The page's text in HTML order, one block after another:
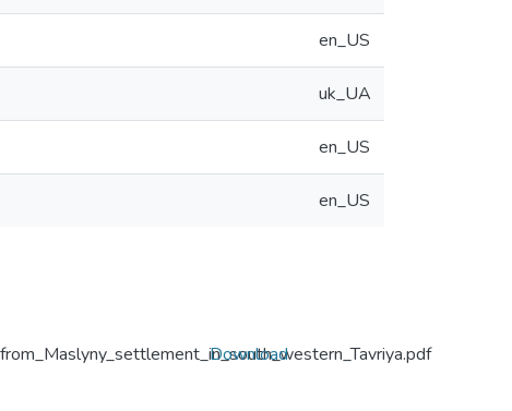
en_US
uk_UA
en_US
en_US
Download